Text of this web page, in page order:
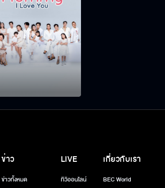
ข่าว
ข่าวทั้งหมด
LIVE
ทีวีออนไลน์
เกี่ยวกับเรา
BEC World